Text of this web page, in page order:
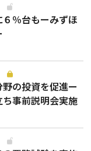
％台もーみずほ
の投資を促進ー
事前説明会実施